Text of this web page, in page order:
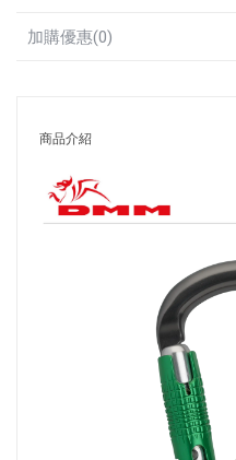
加購優惠(0)
商品介紹